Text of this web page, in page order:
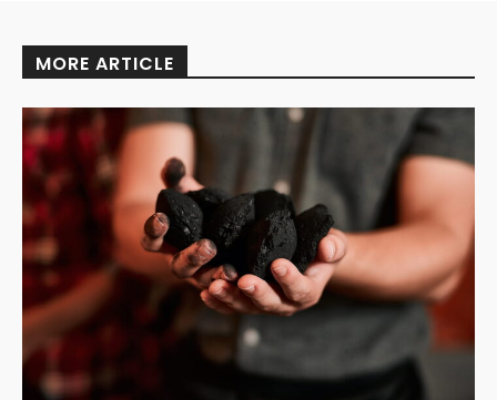
MORE ARTICLE